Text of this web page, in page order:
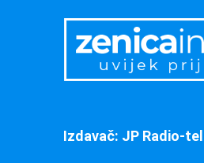
Izdavač: JP Radio-